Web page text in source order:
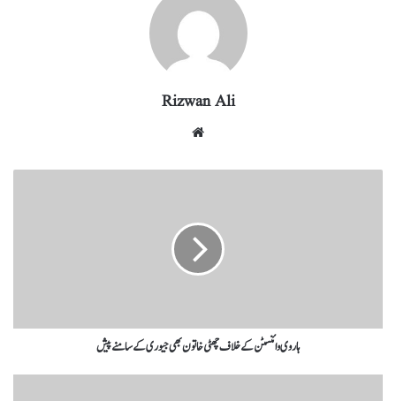
m
Rizwan Ali
ہاروی وائنسٹن کے خلاف چھٹی خاتون بھی جیوری کے سامنے پیش